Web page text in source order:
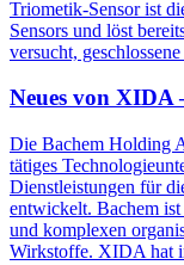
Triometik-Sensor ist
Sensors und löst
versucht,
Neues von XIDA
Die Bachem Holding
tätiges
Dienstleistungen für
entwickelt. Bachem
und komplexen
Wirkstoffe. XIDA hat